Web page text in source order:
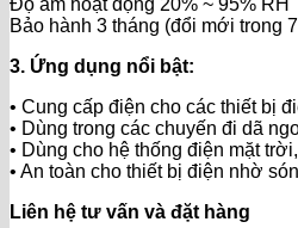
Bảo hành 3 tháng (đổi mới trong
3. Ứng dụng nổi bật:
• Cung cấp điện cho các thiết bị
• Dùng trong các chuyến đi dã
• Dùng cho hệ thống điện mặt
• An toàn cho thiết bị điện nhờ
Liên hệ tư vấn và đặt hàng